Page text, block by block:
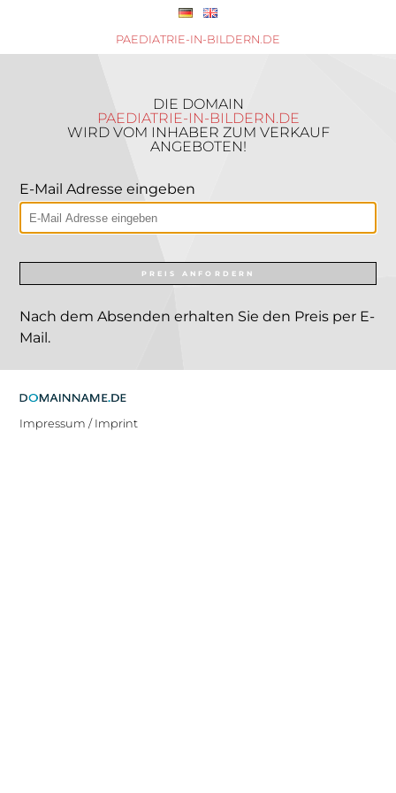
PAEDIATRIE-IN-BILDERN.DE
DIE DOMAIN
PAEDIATRIE-IN-BILDERN.DE
WIRD VOM INHABER ZUM VERKAUF
ANGEBOTEN!
E-Mail Adresse eingeben
PREIS ANFORDERN
Nach dem Absenden erhalten Sie den Preis per E-
Mail.
Impressum / Imprint